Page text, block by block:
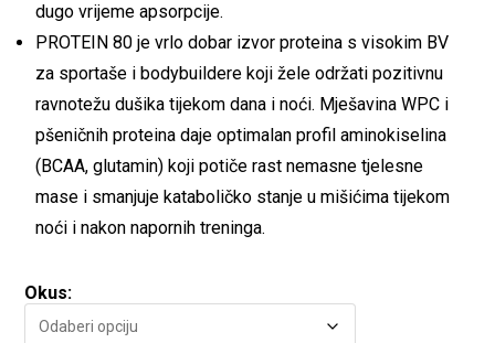
dugo vrijeme apsorpcije.
PROTEIN 80 je vrlo dobar izvor proteina s visokim BV
za sportaše i bodybuildere koji žele održati pozitivnu
ravnotežu dušika tijekom dana i noći. Mješavina WPC i
pšeničnih proteina daje optimalan profil aminokiselina
(BCAA, glutamin) koji potiče rast nemasne tjelesne
mase i smanjuje kataboličko stanje u mišićima tijekom
noći i nakon napornih treninga.
Okus: